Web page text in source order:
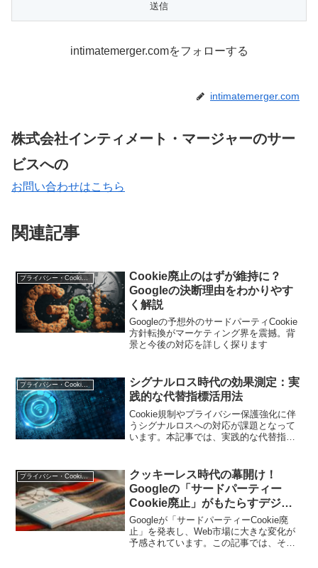
intimatemerger.comをフォローする
intimatemerger.com
株式会社インティメート・マージャーのサー
ビスへの
お問い合わせはこちら
関連記事
プライバシー・Cookie規制
Cookie廃止のはずが維持に？
Googleの決断理由をわかりやす
く解説
Googleの予想外のサードパーティCookie
方針転換がマーケティング界を震撼。背
景と今後の対応を詳しく探ります
シグナルロス時代の効果測定：実
践的な代替指標活用法
Cookie規制やプライバシー保護強化に伴
うシグナルロスへの対応が課題となって
います。本記事では、実践的な代替指標
プライバシー・Cookie規制
クッキーレス時代の幕開け！
Googleの「サードパーティー
Cookie廃止」がもたらすデジタ
ルマーケティングへの影響とは？
Googleが「サードパーティーCookie廃
止」を発表し、Web市場に大きな変化が
予感されています。この記事では、その